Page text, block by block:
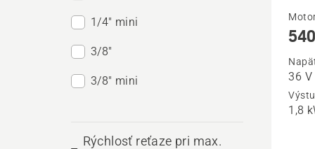
1/4" mini
3/8"
3/8" mini
Rýchlosť reťaze pri max.
viac
540i
XP®
36 V
1,8